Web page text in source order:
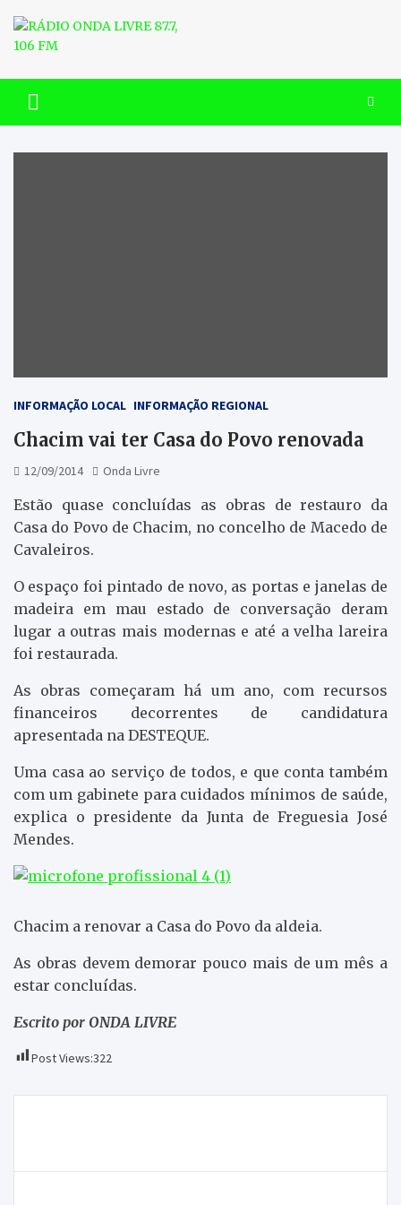
content
RÁDIO ONDA LIVRE 87.7, 106
FM
INFORMAÇÃO LOCAL INFORMAÇÃO REGIONAL
Chacim vai ter Casa do Povo renovada
12/09/2014 Onda Livre
Estão quase concluídas as obras de restauro da
Casa do Povo de Chacim, no concelho de Macedo de
Cavaleiros.
O espaço foi pintado de novo, as portas e janelas de
madeira em mau estado de conversação deram
lugar a outras mais modernas e até a velha lareira
foi restaurada.
As obras começaram há um ano, com recursos
financeiros decorrentes de candidatura
apresentada na DESTEQUE.
Uma casa ao serviço de todos, e que conta também
com um gabinete para cuidados mínimos de saúde,
explica o presidente da Junta de Freguesia José
Mendes.
Chacim a renovar a Casa do Povo da aldeia.
As obras devem demorar pouco mais de um mês a
estar concluídas.
Escrito por ONDA LIVRE
Post Views:322
artigos